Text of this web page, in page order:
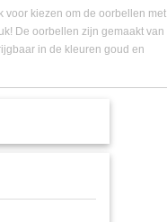
voor kiezen om de oorbellen met
De oorbellen zijn gemaakt van
in de kleuren goud en